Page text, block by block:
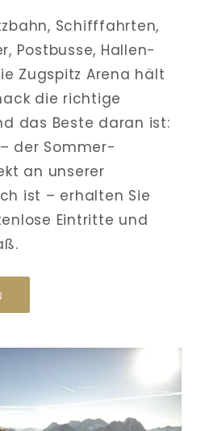
Schifffahrten,
Postbusse, Hallen-
Zugspitz Arena hält
die richtige
das Beste daran ist:
der Sommer-
an unserer
ist – erhalten Sie
Eintritte und